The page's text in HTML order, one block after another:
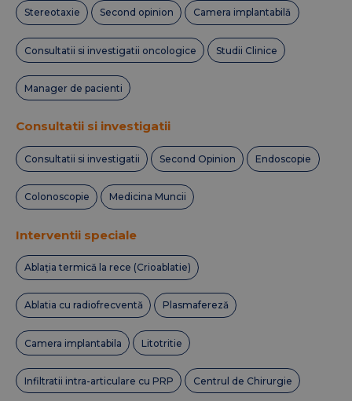
Stereotaxie Second opinion Camera implantabilă
Consultatii si investigatii oncologice Studii Clinice
Manager de pacienti
Consultatii si investigatii
Consultatii si investigatii Second Opinion Endoscopie
Colonoscopie Medicina Muncii
Interventii speciale
Ablația termică la rece (Crioablatie)
Ablatia cu radiofrecventă Plasmafereză
Camera implantabila Litotritie
Infiltratii intra-articulare cu PRP Centrul de Chirurgie